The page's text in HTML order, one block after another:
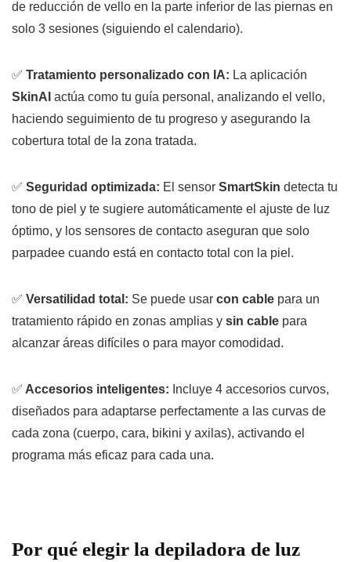
de reducción de vello en la parte inferior de las piernas en
solo 3 sesiones (siguiendo el calendario).
✅ Tratamiento personalizado con IA: La aplicación
SkinAI actúa como tu guía personal, analizando el vello,
haciendo seguimiento de tu progreso y asegurando la
cobertura total de la zona tratada.
✅ Seguridad optimizada: El sensor SmartSkin detecta tu
tono de piel y te sugiere automáticamente el ajuste de luz
óptimo, y los sensores de contacto aseguran que solo
parpadee cuando está en contacto total con la piel.
✅ Versatilidad total: Se puede usar con cable para un
tratamiento rápido en zonas amplias y sin cable para
alcanzar áreas difíciles o para mayor comodidad.
✅ Accesorios inteligentes: Incluye 4 accesorios curvos,
diseñados para adaptarse perfectamente a las curvas de
cada zona (cuerpo, cara, bikini y axilas), activando el
programa más eficaz para cada una.
Por qué elegir la depiladora de luz